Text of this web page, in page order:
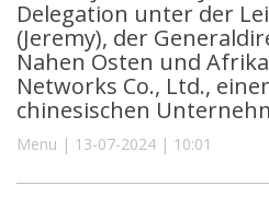
Delegation unter der
(Jeremy), der
Nahen Osten und
Networks Co., Ltd.,
chinesischen
Menu | 13-07-2024 | 10:01